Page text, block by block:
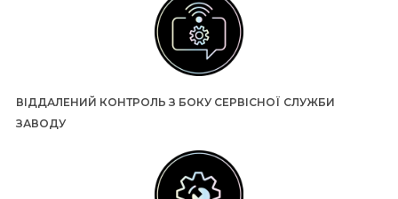
ВІДДАЛЕНИЙ КОНТРОЛЬ З БОКУ СЕРВІСНОЇ СЛУЖБИ
ЗАВОДУ